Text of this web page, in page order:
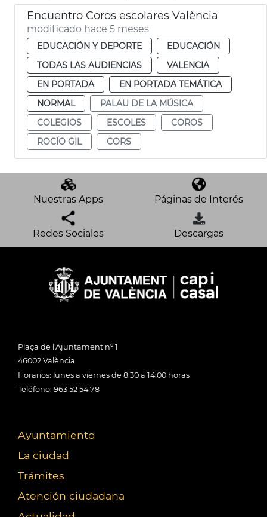
Encuentro Coros escolares València
modificado hace 5 meses
EDUCACIÓN Y DEPORTE
EDUCACIÓN
TODAS LAS AUDIENCIAS
VALENCIA
EN PORTADA
EN PORTADA TEMÁTICA
NORMAL
PALAU DE LA MÚSICA
COLEGIOS
ESCOLES
COROS
ROCÍO GIL
CORS
Nuestras Apps Páginas de Interés
Redes Sociales Descargas
Plaça de l'Ajuntament nº 1
46002 València
Horarios: lunes a viernes de 8:30 a 14:00 horas
Teléfono: 963 52 54 78
Ayuntamiento
La ciudad
Trámites
Atención ciudadana